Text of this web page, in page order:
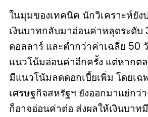
ในมุมของเทคนิค นักวิเคราะห์ยัง
เงินบาทกลับมาอ่อนค่าหลุดระดับ
ดอลลาร์ และต่ำกว่าค่าเฉลี่ย 50
แนวโน้มอ่อนค่าอีกครั้ง แต่หากตล
มีแนวโน้มลดดอกเบี้ยเพิ่ม โดยเ
เศรษฐกิจสหรัฐฯ ยังออกมาแย่กว่
ก็อาจอ่อนค่าต่อ ส่งผลให้เงินบาท